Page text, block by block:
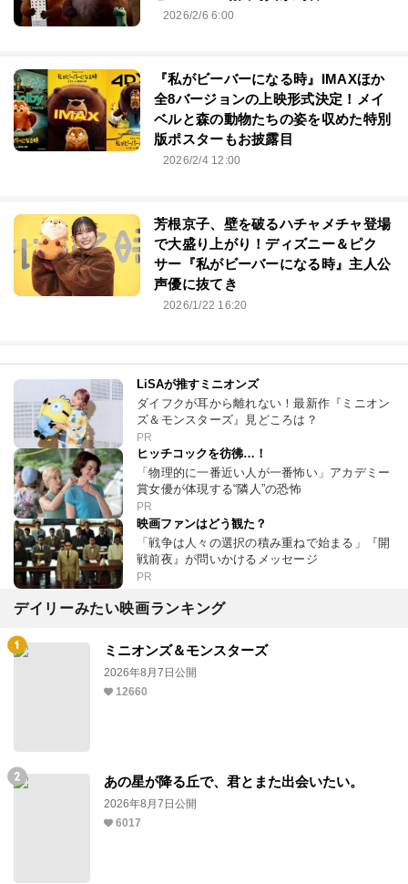
2026/2/6 6:00
『私がビーバーになる時』IMAXほか
全8バージョンの上映形式決定！メイ
ベルと森の動物たちの姿を収めた特別
版ポスターもお披露目
2026/2/4 12:00
芳根京子、壁を破るハチャメチャ登場
で大盛り上がり！ディズニー＆ピク
サー『私がビーバーになる時』主人公
声優に抜てき
2026/1/22 16:20
LiSAが推すミニオンズ
ダイフクが耳から離れない！最新作『ミニオン
ズ＆モンスターズ』見どころは？
PR
ヒッチコックを彷彿…！
「物理的に一番近い人が一番怖い」アカデミー
賞女優が体現する“隣人”の恐怖
PR
映画ファンはどう観た？
「戦争は人々の選択の積み重ねで始まる」『開
戦前夜』が問いかけるメッセージ
PR
デイリーみたい映画ランキング
ミニオンズ＆モンスターズ
2026年8月7日公開
12660
あの星が降る丘で、君とまた出会いたい。
2026年8月7日公開
6017